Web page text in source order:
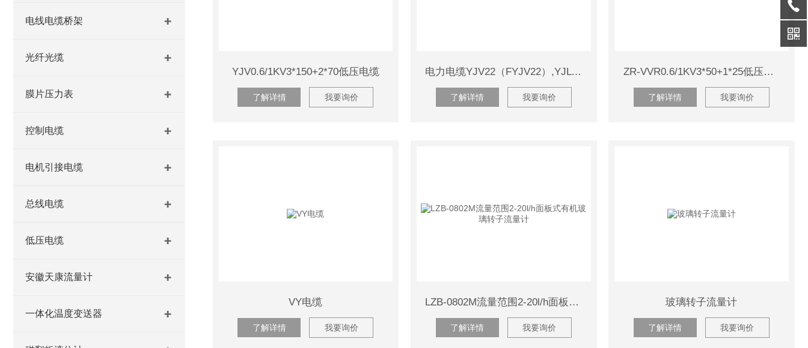
电线电缆桥架
光纤光缆
膜片压力表
控制电缆
电机引接电缆
总线电缆
低压电缆
安徽天康流量计
一体化温度变送器
YJV0.6/1KV3*150+2*70低压电缆
了解详情 我要询价
电力电缆YJV22（FYJV22）,YJLV22（FYJLV22）,ZC–YJV22，ZC-YJLV
了解详情 我要询价
ZR-VVR0.6/1KV3*50+1*25低压软电缆
了解详情 我要询价
VY电缆
了解详情 我要询价
LZB-0802M流量范围2-20l/h面板式有机玻璃转子流量计
了解详情 我要询价
玻璃转子流量计
了解详情 我要询价